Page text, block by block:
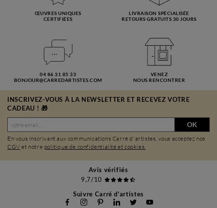
ŒUVRES UNIQUES
CERTIFIÉES
LIVRAISON SPÉCIALISÉE
RETOURS GRATUITS 30 JOURS
04 86 31 85 33
BONJOUR@CARREDARTISTES.COM
VENEZ
NOUS RENCONTRER
INSCRIVEZ-VOUS À LA NEWSLETTER ET RECEVEZ VOTRE
CADEAU ! 🎁
OK
En vous inscrivant aux communications Carré d'artistes, vous acceptez nos
CGV et notre politique de confidentialité et cookies.
Avis vérifiés
9,7/10
Suivre Carré d'artistes